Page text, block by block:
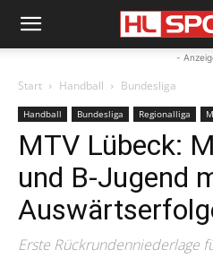
-
Start Handball Bundesliga
Handball Bundesliga Regionalliga
MTV Lübeck:
und B-Jugend
Erste Rückrundenniederlage